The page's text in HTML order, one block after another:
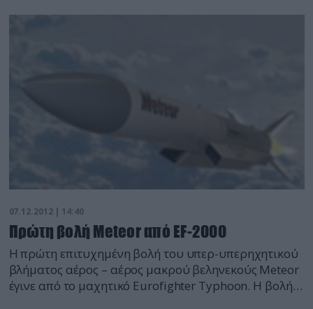
Πρόκειται για την δεύτερη δοκιμή που
07.12.2012 | 14:40
Πρώτη βολή Μeteor από EF-2000
Η πρώτη επιτυχημένη βολή του υπερ-υπερηχητικού
βλήματος αέρος – αέρος μακρού βεληνεκούς Meteor
έγινε από το μαχητικό Eurofighter Typhoon. Η βολή